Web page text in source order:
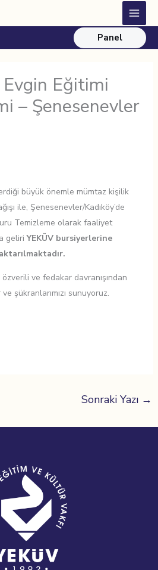
Main
Menu
Panel
Eğitimi
– Şenesenevler
büyük önemle mümtaz kişilik
ile, Şenesenevler/Kadıköy’de
Temizleme olarak faaliyet
geliriYEKÜV bursiyerlerine
ve fedakar davranışından
şükranlarımızı sunuyoruz.
Sonraki Yazı →